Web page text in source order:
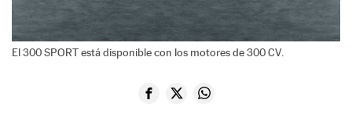
El 300 SPORT está disponible con los motores de 300 CV.